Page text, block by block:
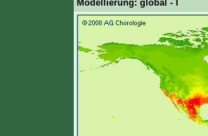
Modellierung: global - I